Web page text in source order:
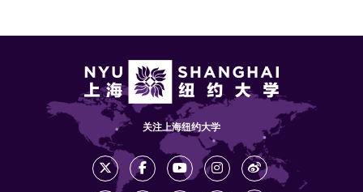
关注上海纽约大学